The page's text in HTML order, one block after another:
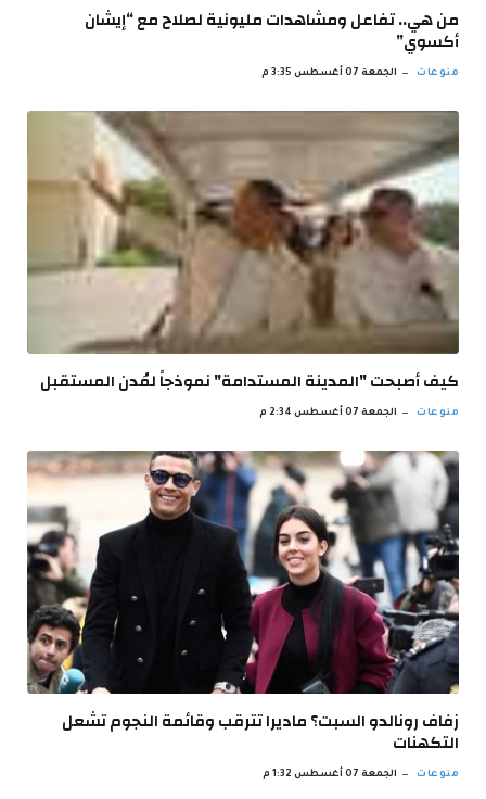
من هي.. تفاعل ومشاهدات مليونية لصلاح مع “إيشان
أكسوي”
منوعات الجمعة 07 أغسطس 3:35 م
كيف أصبحت "المدينة المستدامة" نموذجاً لمُدن المستقبل
منوعات الجمعة 07 أغسطس 2:34 م
زفاف رونالدو السبت؟ ماديرا تترقب وقائمة النجوم تشعل
التكهنات
منوعات الجمعة 07 أغسطس 1:32 م